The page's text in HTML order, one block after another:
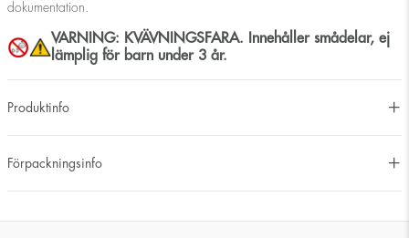
dokumentation.
VARNING: KVÄVNINGSFARA. Innehåller smådelar, ej
lämplig för barn under 3 år.
Produktinfo
Förpackningsinfo